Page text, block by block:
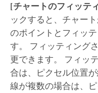
[チャートのフィッテ
ックすると、チャー
のポイントとフィッ
す。 フィッティング
更できます。 フィッ
合は、ピクセル位置
線が複数の場合は、